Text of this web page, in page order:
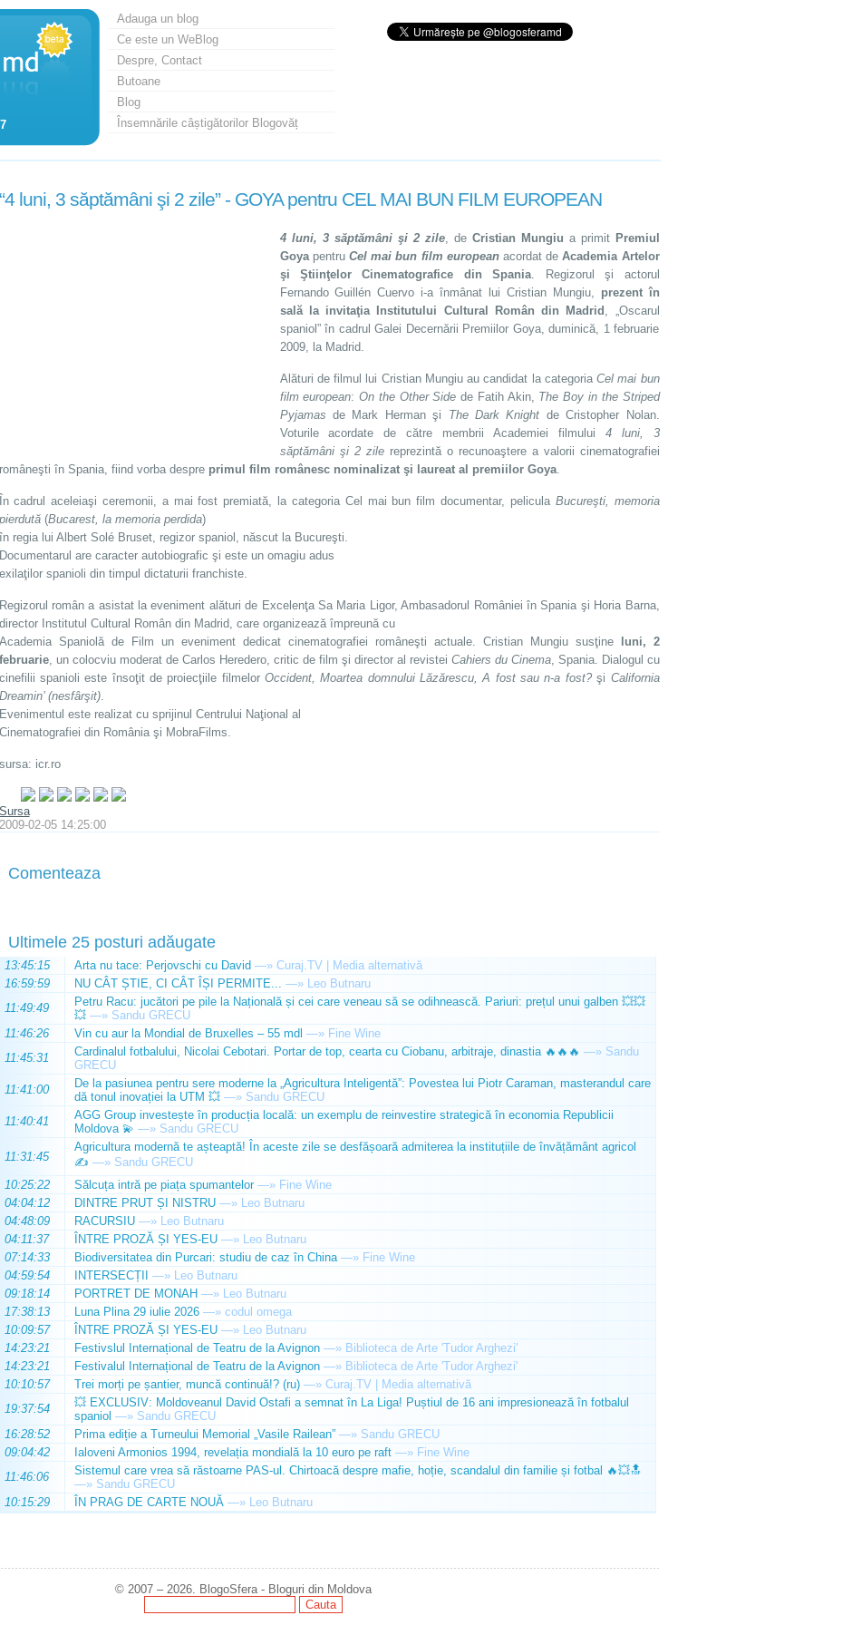
Adauga un blog
Ce este un WeBlog
Despre, Contact
Butoane
Blog
Însemnările câștigătorilor Blogovăț
“4 luni, 3 săptămâni şi 2 zile” - GOYA pentru CEL MAI BUN FILM EUROPEAN
4 luni, 3 săptămâni şi 2 zile, de Cristian Mungiu a primit Premiul
Goyapentru Cel mai bun film europeanacordat deAcademia Artelor
şi Ştiinţelor Cinematografice din Spania. Regizorul şi actorul
Fernando Guillén Cuervo i-a înmânat lui Cristian Mungiu, prezent în
sală la invitaţia Institutului Cultural Român din Madrid , „Oscarul
spaniol” în cadrul Galei Decernării Premiilor Goya, duminică, 1 februarie
2009, la Madrid.
Alături de filmul lui Cristian Mungiu au candidat la categoria Cel mai bun
film european:On the Other Side de Fatih Akin, The Boy in the Striped
Pyjamas de Mark Herman şi The Dark Knight de Cristopher Nolan.
Voturile acordate de către membrii Academiei filmului 4 luni, 3
săptămâni şi 2 zilereprezintă o recunoaştere a valorii cinematografiei
româneşti în Spania, fiind vorba despre primul film românesc nominalizat şi laureat al premiilor Goya.
În cadrul aceleiaşi ceremonii, a mai fost premiată, la categoria Cel mai bun film documentar, pelicula Bucureşti, memoria
pierdută(Bucarest, la memoria perdida)
în regia lui Albert Solé Bruset, regizor spaniol, născut la Bucureşti.
Documentarul are caracter autobiografic şi este un omagiu adus
exilaţilor spanioli din timpul dictaturii franchiste.
Regizorul român a asistat la eveniment alături de Excelenţa Sa Maria Ligor, Ambasadorul României în Spania şi Horia Barna,
director Institutul Cultural Român din Madrid, care organizează împreună cu
Academia Spaniolă de Film un eveniment dedicat cinematografiei româneşti actuale. Cristian Mungiu susţine
luni, 2
februarie, un colocviu moderat de Carlos Heredero, critic de film şi director al revistei Cahiers du Cinema, Spania. Dialogul cu
cinefilii spanioli este însoţit de proiecţiile filmelor Occident, Moartea domnului Lăzărescu, A fost sau n-a fost?şi California
Dreamin’ (nesfârşit).
Evenimentul este realizat cu sprijinul Centrului Naţional al
Cinematografiei din România şi MobraFilms.
sursa: icr.ro
Sursa
2009-02-05 14:25:00
Comenteaza
Ultimele 25 posturi adăugate
13:45:15 Arta nu tace: Perjovschi cu David —» Curaj.TV | Media alternativă
16:59:59
NU CÂT ȘTIE, CI CÂT ÎȘI PERMITE... —» Leo Butnaru
11:49:49
Petru Racu: jucători pe pile la Națională și cei care veneau să se odihnească. Pariuri: prețul unui galben 💥💥
💥 —» Sandu GRECU
11:46:26
Vin cu aur la Mondial de Bruxelles – 55 mdl —» Fine Wine
11:45:31
Cardinalul fotbalului, Nicolai Cebotari. Portar de top, cearta cu Ciobanu, arbitraje, dinastia 🔥🔥🔥 —» Sandu
GRECU
11:41:00
De la pasiunea pentru sere moderne la „Agricultura Inteligentă”: Povestea lui Piotr Caraman, masterandul care
dă tonul inovației la UTM 💥 —» Sandu GRECU
11:40:41
AGG Group investește în producția locală: un exemplu de reinvestire strategică în economia Republicii
Moldova 💫 —» Sandu GRECU
11:31:45
Agricultura modernă te așteaptă! În aceste zile se desfășoară admiterea la instituțiile de învățământ agricol
✍️ —» Sandu GRECU
10:25:22
Sălcuța intră pe piața spumantelor —» Fine Wine
04:04:12
DINTRE PRUT ȘI NISTRU —» Leo Butnaru
04:48:09
RACURSIU —» Leo Butnaru
04:11:37
ÎNTRE PROZĂ ȘI YES-EU —» Leo Butnaru
07:14:33
Biodiversitatea din Purcari: studiu de caz în China —» Fine Wine
04:59:54
INTERSECȚII —» Leo Butnaru
09:18:14
PORTRET DE MONAH —» Leo Butnaru
17:38:13
Luna Plina 29 iulie 2026 —» codul omega
10:09:57
ÎNTRE PROZĂ ȘI YES-EU —» Leo Butnaru
14:23:21
Festivslul Internațional de Teatru de la Avignon —» Biblioteca de Arte 'Tudor Arghezi'
14:23:21
Festivalul Internațional de Teatru de la Avignon —» Biblioteca de Arte 'Tudor Arghezi'
10:10:57
Trei morți pe șantier, muncă continuă!? (ru) —» Curaj.TV | Media alternativă
19:37:54
💥 EXCLUSIV: Moldoveanul David Ostafi a semnat în La Liga! Puștiul de 16 ani impresionează în fotbalul
spaniol —» Sandu GRECU
16:28:52
Prima ediție a Turneului Memorial „Vasile Railean” —» Sandu GRECU
09:04:42
Ialoveni Armonios 1994, revelația mondială la 10 euro pe raft —» Fine Wine
11:46:06
Sistemul care vrea să răstoarne PAS-ul. Chirtoacă despre mafie, hoție, scandalul din familie și fotbal 🔥💥🔝
—» Sandu GRECU
10:15:29
ÎN PRAG DE CARTE NOUĂ —» Leo Butnaru
© 2007 – 2026. BlogoSfera - Bloguri din Moldova